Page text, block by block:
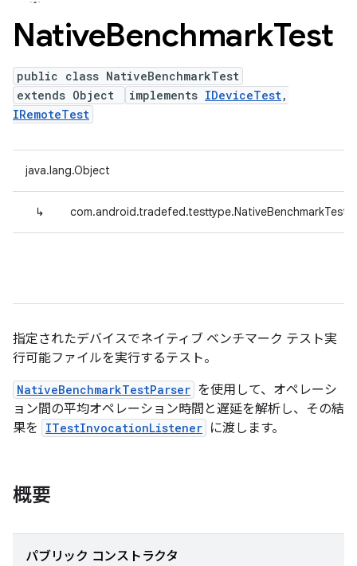
NativeBenchmarkTest
public class NativeBenchmarkTest
extends Object
implements IDeviceTest,
IRemoteTest
java.lang.Object
↳ com.android.tradefed.testtype.NativeBenchmarkTest
指定されたデバイスでネイティブ ベンチマーク テスト実
行可能ファイルを実行するテスト。
NativeBenchmarkTestParser を使用して、オペレーシ
ョン間の平均オペレーション時間と遅延を解析し、その結
果を
ITestInvocationListener に渡します。
概要
パブリック コンストラクタ